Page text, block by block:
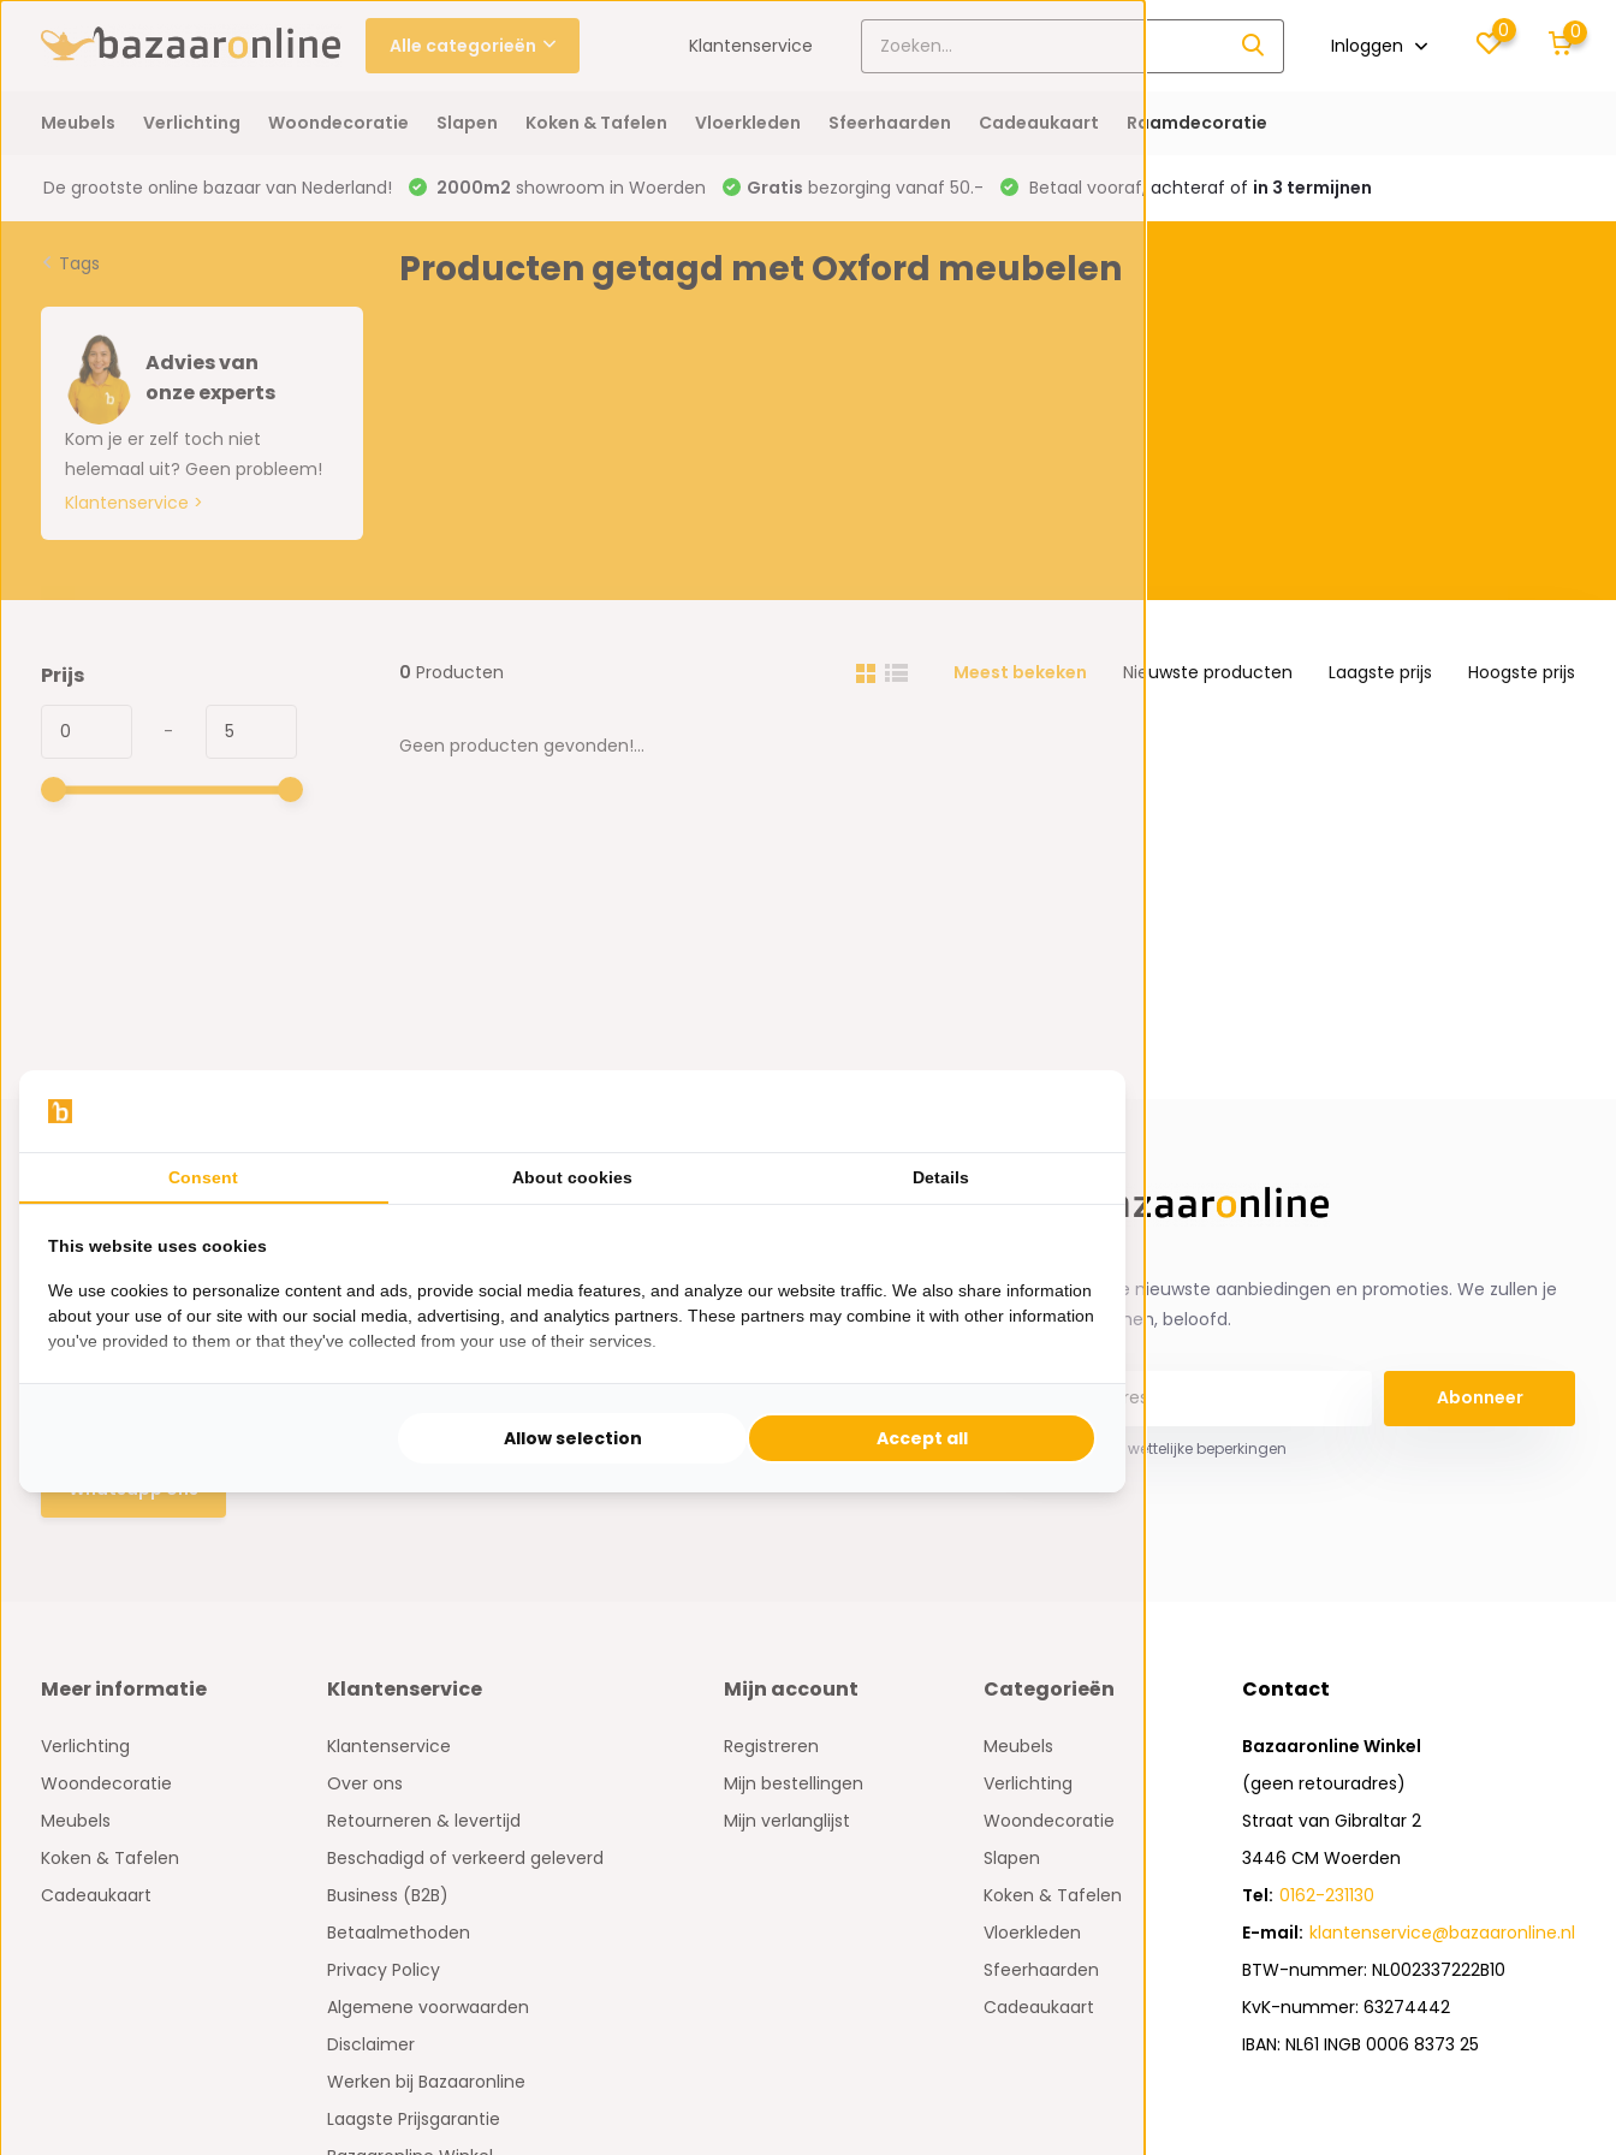
Alle categorieën Klantenservice Inloggen
0 0
Meubels Verlichting Woondecoratie Slapen Koken & Tafelen Vloerkleden Sfeerhaarden Cadeaukaart Raamdecoratie
De grootste online bazaar van Nederland! 2000m2 showroom in Woerden Gratis bezorging vanaf 50.- Betaal vooraf, achteraf of in 3 termijnen
Tags
Advies van
onze experts
Kom je er zelf toch niet
helemaal uit? Geen probleem!
Klantenservice >
Producten getagd met Oxford meubelen
Prijs
-
0 Producten Meest bekeken Nieuwste producten Laagste prijs Hoogste prijs
Geen producten gevonden!...
Hulp nodig?
Whatsapp ons
Heb je een vraag?
Bereikbaar van ma - vr 10:00 tot 17:00
0162-231130
klantenservice@bazaaronline.nl
Ontvang de nieuwste aanbiedingen en promoties. We zullen je
niet spammen, beloofd.
Abonneer
* Lees hier de wettelijke beperkingen
Meer informatie
Verlichting
Woondecoratie
Meubels
Koken & Tafelen
Cadeaukaart
Klantenservice
Klantenservice
Over ons
Retourneren & levertijd
Beschadigd of verkeerd geleverd
Business (B2B)
Betaalmethoden
Privacy Policy
Algemene voorwaarden
Disclaimer
Werken bij Bazaaronline
Laagste Prijsgarantie
Mijn account
Registreren
Mijn bestellingen
Mijn verlanglijst
Categorieën
Meubels
Verlichting
Woondecoratie
Slapen
Koken & Tafelen
Vloerkleden
Sfeerhaarden
Cadeaukaart
Contact
Bazaaronline Winkel
(geen retouradres)
Straat van Gibraltar 2
3446 CM Woerden
Tel: 0162-231130
E-mail: klantenservice@bazaaronline.nl
BTW-nummer: NL002337222B10
KvK-nummer: 63274442
IBAN: NL61 INGB 0006 8373 25
Consent About cookies Details
This website uses cookies
We use cookies to personalize content and ads, provide social media features, and analyze our website traffic. We also share information
about your use of our site with our social media, advertising, and analytics partners. These partners may combine it with other information
you've provided to them or that they've collected from your use of their services.
Allow selection Accept all